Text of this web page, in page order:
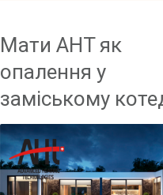
Мати AHT як
опалення у
заміському